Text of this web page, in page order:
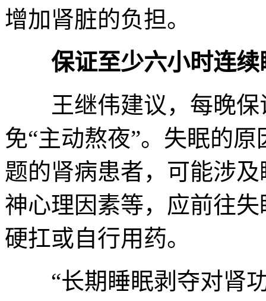
增加肾脏的负担。
保证至少六小时连续
王继伟建议，每晚保
免“主动熬夜”。失眠的
题的肾病患者，可能涉
神心理因素等，应前往
硬扛或自行用药。
“长期睡眠剥夺对肾功